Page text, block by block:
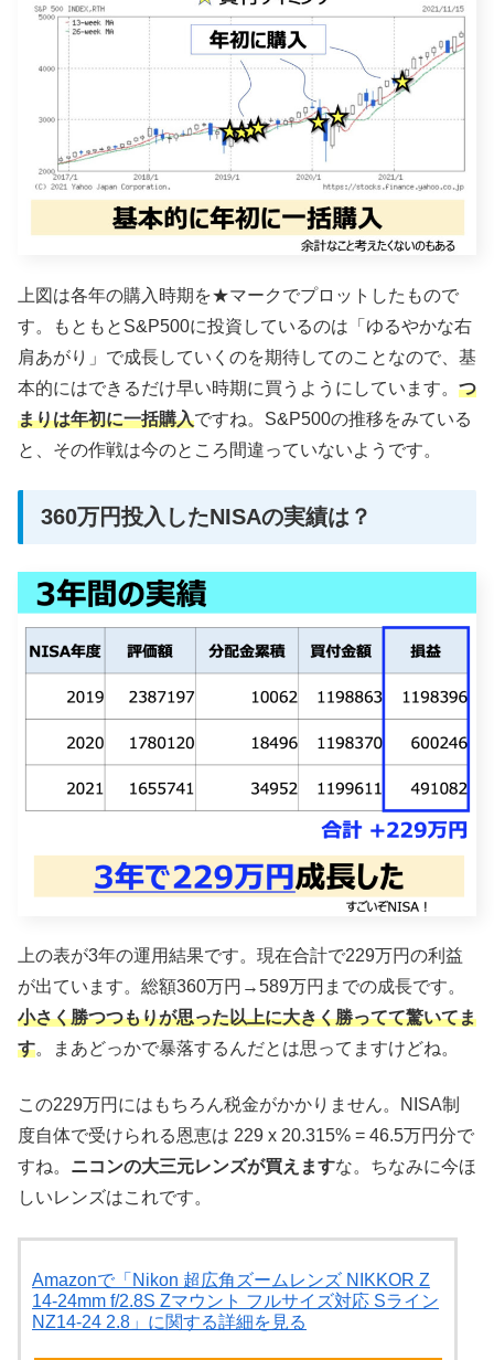
上図は各年の購入時期を★マークでプロットしたもので
す。もともとS&P500に投資しているのは「ゆるやかな右
肩あがり」で成長していくのを期待してのことなので、基
本的にはできるだけ早い時期に買うようにしています。 つ
まりは年初に一括購入ですね。S&P500の推移をみている
と、その作戦は今のところ間違っていないようです。
360万円投入したNISAの実績は？
上の表が3年の運用結果です。現在合計で229万円の利益
が出ています。総額360万円→589万円までの成長です。
小さく勝つつもりが思った以上に大きく勝ってて驚いてま
す。まあどっかで暴落するんだとは思ってますけどね。
この229万円にはもちろん税金がかかりません。NISA制
度自体で受けられる恩恵は 229 x 20.315% = 46.5万円分で
すね。 ニコンの大三元レンズが買えますな。ちなみに今ほ
しいレンズはこれです。
Amazonで「Nikon 超広角ズームレンズ NIKKOR Z
14-24mm f/2.8S Zマウント フルサイズ対応 Sライン
NZ14-24 2.8」に関する詳細を見る